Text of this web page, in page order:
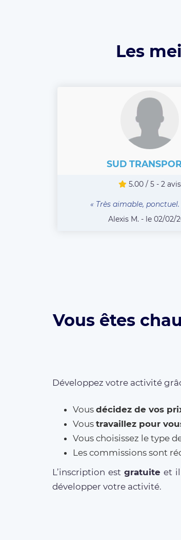
Les
SUD
5.00 / 5 - 2 avis
« Très aimable,
Alexis M. - le 02/02/
Vous êtes
Développez votre activité
Vous décidez de vos
Vous travaillez pour
Vous choisissez le type
Les commissions sont
L’inscription estgratuite et il
développer votre activité.